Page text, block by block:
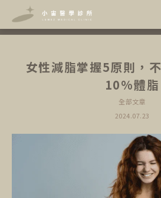
女性減脂掌握5原則，
10%體脂
全部文章
2024.07.23